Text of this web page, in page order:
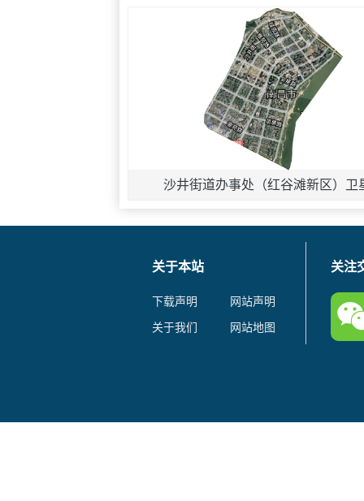
沙井街道办事处（红谷滩新区）卫
关于本站
下载声明
网站声明
关于我们
网站地图
关注